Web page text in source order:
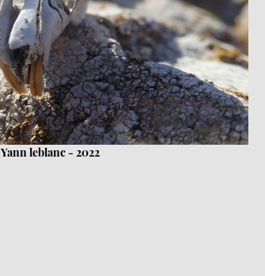
Yann leblanc - 2022